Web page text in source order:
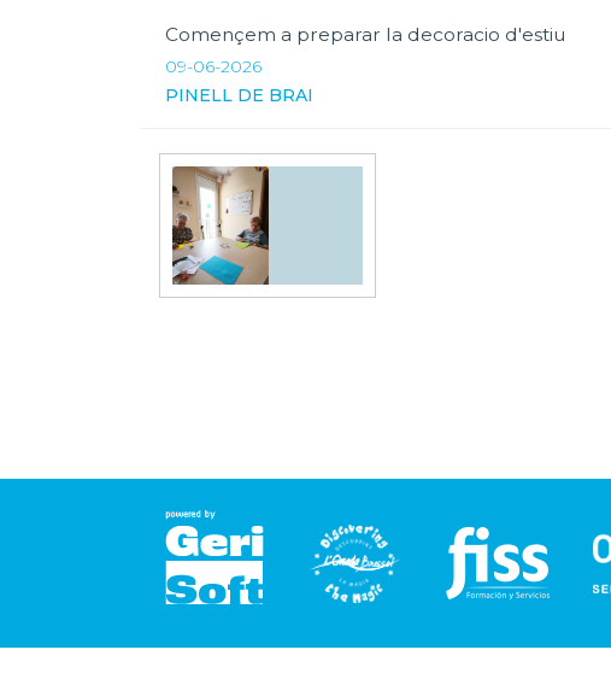
Començem a preparar la decoracio d'estiu
09-06-2026
PINELL DE BRAI